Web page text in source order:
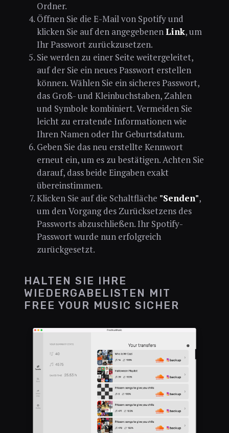
Ordner.
Öffnen Sie die E-Mail von Spotify und
klicken Sie auf den angegebenenLink, um
Ihr Passwort zurückzusetzen.
Sie werden zu einer Seite weitergeleitet,
auf der Sie ein neues Passwort erstellen
können. Wählen Sie ein sicheres Passwort,
das Groß- und Kleinbuchstaben, Zahlen
und Symbole kombiniert. Vermeiden Sie
leicht zu erratende Informationen wie
Ihren Namen oder Ihr Geburtsdatum.
Geben Sie das neu erstellte Kennwort
erneut ein, um es zu bestätigen. Achten Sie
darauf, dass beide Eingaben exakt
übereinstimmen.
Klicken Sie auf die Schaltfläche "Senden",
um den Vorgang des Zurücksetzens des
Passworts abzuschließen. Ihr Spotify-
Passwort wurde nun erfolgreich
zurückgesetzt.
HALTEN SIE IHRE
WIEDERGABELISTEN MIT
FREE YOUR MUSIC SICHER